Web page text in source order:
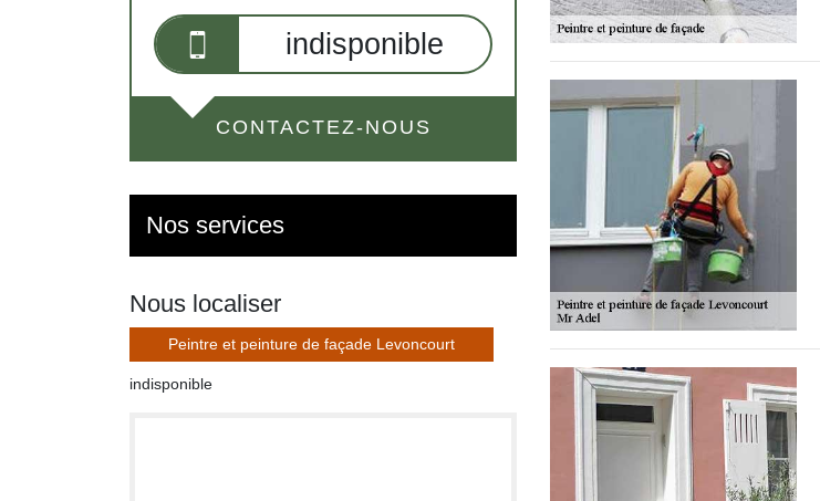
indisponible
CONTACTEZ-NOUS
Nos services
Nous localiser
Peintre et peinture de façade Levoncourt
indisponible